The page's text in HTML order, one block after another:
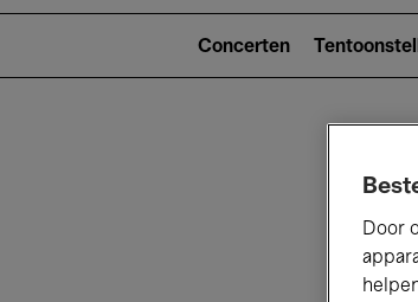
2)
Concerten
Door